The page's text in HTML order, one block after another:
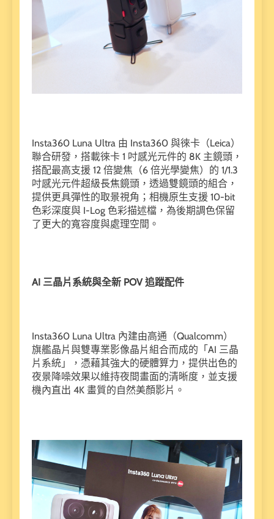
Insta360 Luna Ultra 由 Insta360 與徠卡（Leica）
聯合研發，搭載徠卡 1 吋感光元件的 8K 主鏡頭，
搭配最高支援 12 倍變焦（6 倍光學變焦）的 1/1.3
吋感光元件超級長焦鏡頭，透過雙鏡頭的組合，
提供更具彈性的取景視角；相機原生支援 10-bit
色彩深度與 I-Log 色彩描述檔，為後期調色保留
了更大的寬容度與處理空間。
AI 三晶片系統與全新 POV 追蹤配件
Insta360 Luna Ultra 內建由高通（Qualcomm）
旗艦晶片與雙專業影像晶片組合而成的「AI 三晶
片系統」，憑藉其強大的硬體算力，提供出色的
夜景降噪效果以維持夜間畫面的清晰度，並支援
機內直出 4K 畫質的自然美顏影片。